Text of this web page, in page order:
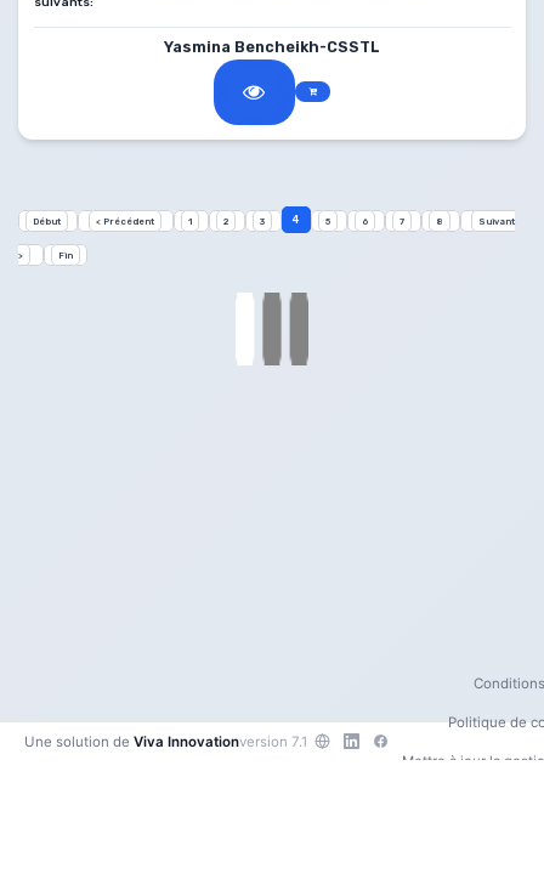
* Veuillez nous aviser si vous avez obtenu votre attestation de la
Mise à niveau mathématique
du profil OW2 du Cégep de
Yasmina Bencheikh-CSSTL
Début < Précédent 1 2 3 4 5 6 7 8 Suivant
> Fin
Une solution de Viva Innovationversion 7.1
Politique de
Mettre à jour la